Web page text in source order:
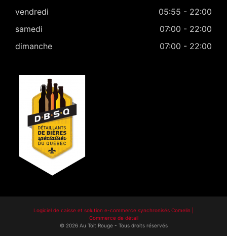
vendredi
05:55 - 22:00
samedi
07:00 - 22:00
dimanche
07:00 - 22:00
Logiciel de caisse et solution e-commerce synchronisés Comelin |
Commerce de détail
© 2026 Au Toit Rouge- Tous droits réservés